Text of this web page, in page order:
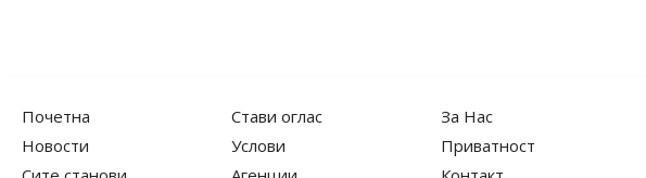
Почетна Стави оглас
За Нас
Новости
Услови
Приватност